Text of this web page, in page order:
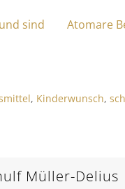
sind
N
r
Atomare
, Kinderwunsch,
Müller-Delius